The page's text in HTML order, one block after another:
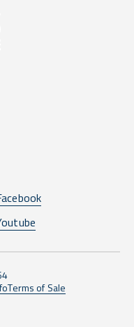
Terms of Sale